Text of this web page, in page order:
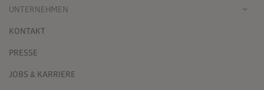
UNTERNEHMEN
KONTAKT
PRESSE
JOBS & KARRIERE